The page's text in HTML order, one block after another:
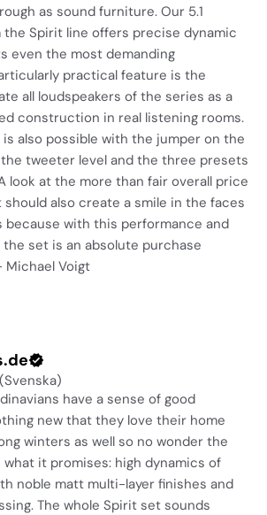
as sound furniture. Our 5.1
the Spirit line offers precise dynamic
even the most demanding
practical feature is the
all loudspeakers of the series as a
construction in real listening rooms.
also possible with the jumper on the
tweeter level and the three presets
look at the more than fair overall price
should also create a smile in the faces
because with this performance and
set is an absolute purchase
Voigt
have a sense of good
new that they love their home
winters as well so no wonder the
what it promises: high dynamics of
noble matt multi-layer finishes and
The whole Spirit set sounds